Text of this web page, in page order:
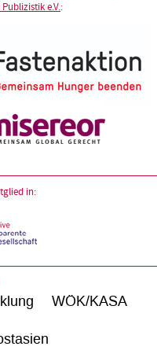
e.V.:
in:
WÖK/KASA